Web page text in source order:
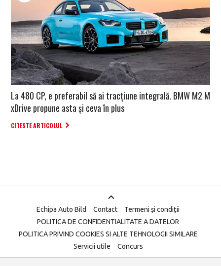
La 480 CP, e preferabil să ai tracțiune integrală. BMW M2 M
xDrive propune asta și ceva în plus
CITESTE ARTICOLUL
Echipa Auto Bild Contact
Termeni și condiții
POLITICA DE CONFIDENTIALITATE A DATELOR
POLITICA PRIVIND COOKIES SI ALTE TEHNOLOGII SIMILARE
Servicii utile
Concurs